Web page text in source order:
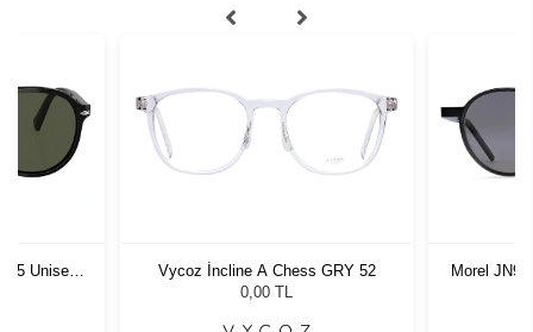
55 Unisex
Vycoz İncline A Chess GRY 52
0,00 TL
Morel